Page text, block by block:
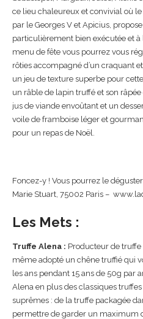
ce lieu chaleureux et convivial où
par le Georges V et Apicius,
particulièrement bien exécutée et
menu de fête vous pourrez vous
rôties accompagné d’un craquant
un jeu de texture superbe pour
un râble de lapin truffé et son
jus de viande envoûtant et un
voile de framboise léger et
pour un repas de Noël.
Foncez-y ! Vous pourrez le
Marie Stuart, 75002 Paris –
Les Mets :
Truffe Alena : Producteur de
même adopté un chêne truffié qui
les ans pendant 15 ans de 50g par
Alena en plus des classiques
suprêmes : de la truffe packagée
permettre de garder un maximum